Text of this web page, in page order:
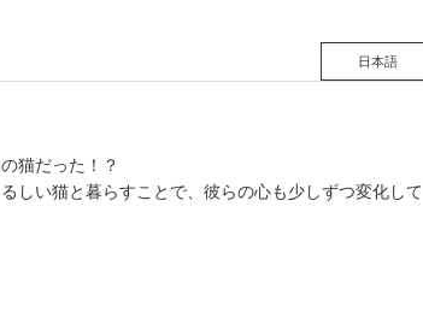
日本語
の猫だった！？
しい猫と暮らすことで、彼らの心も少しずつ変化して